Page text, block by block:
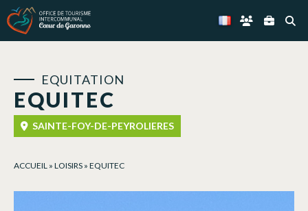
EQUITEC
EQUITATION
SAINTE-FOY-DE-PEYROLIERES
ACCUEIL » LOISIRS » EQUITEC
Panneau de gestion des cookies